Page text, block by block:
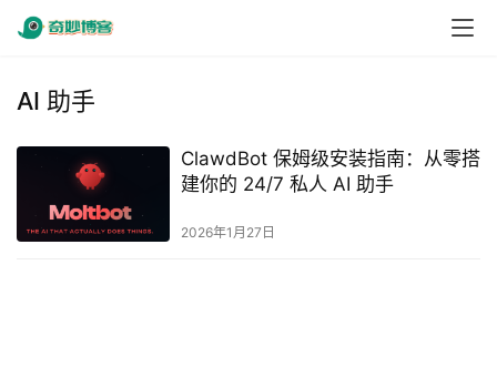
AI 助手
ClawdBot 保姆级安装指南：从零搭
建你的 24/7 私人 AI 助手
2026年1月27日